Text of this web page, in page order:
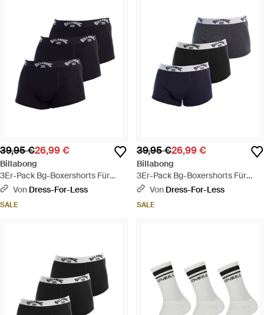
39,95 €26,99 €
Billabong
3Er-Pack Bg-Boxershorts Für
Herren - Blau
Von Dress-For-Less
SALE
39,95 €26,99 €
Billabong
3Er-Pack Bg-Boxershorts Für
Herren - Blau
Von Dress-For-Less
SALE